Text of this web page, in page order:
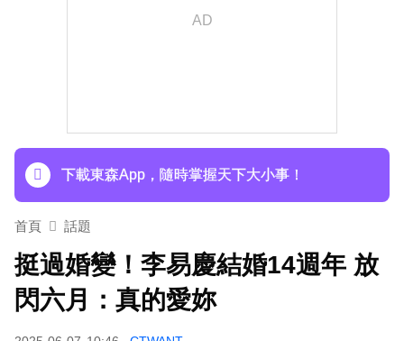
下載東森App，隨時掌握天下大小事！
首頁 話題
挺過婚變！李易慶結婚14週年 放
閃六月：真的愛妳